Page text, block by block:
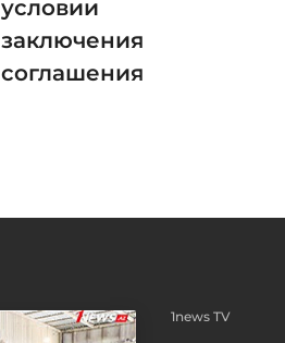
условии
заключения
соглашения
1news TV